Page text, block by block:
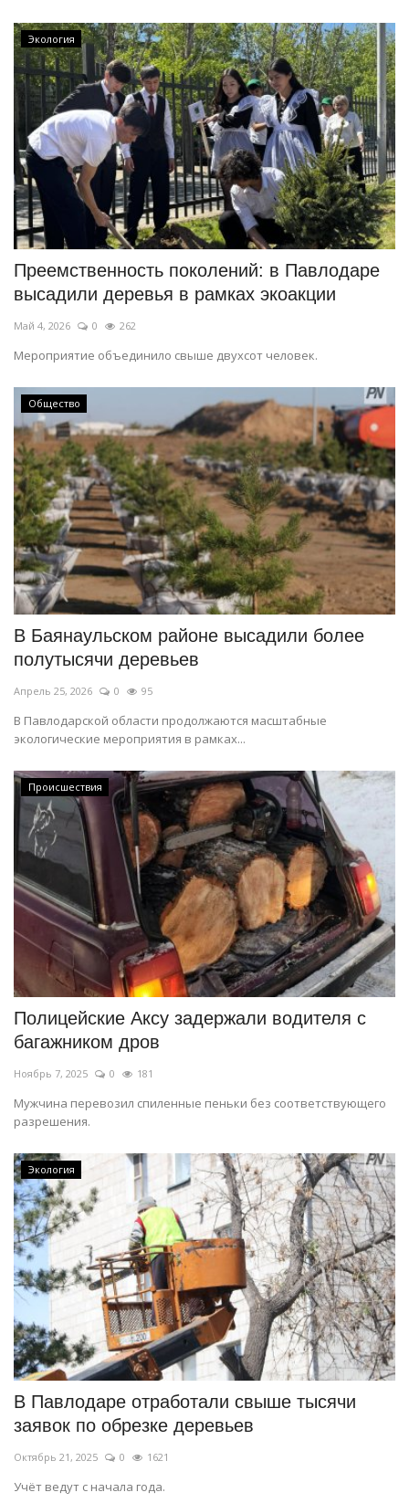
Экология
Преемственность поколений: в Павлодаре
высадили деревья в рамках экоакции
Май 4, 2026 0 262
Мероприятие объединило свыше двухсот человек.
Общество
В Баянаульском районе высадили более
полутысячи деревьев
Апрель 25, 2026 0 95
В Павлодарской области продолжаются масштабные
экологические мероприятия в рамках...
Происшествия
Полицейские Аксу задержали водителя с
багажником дров
Ноябрь 7, 2025 0 181
Мужчина перевозил спиленные пеньки без соответствующего
разрешения.
Экология
В Павлодаре отработали свыше тысячи
заявок по обрезке деревьев
Октябрь 21, 2025 0 1621
Учёт ведут с начала года.